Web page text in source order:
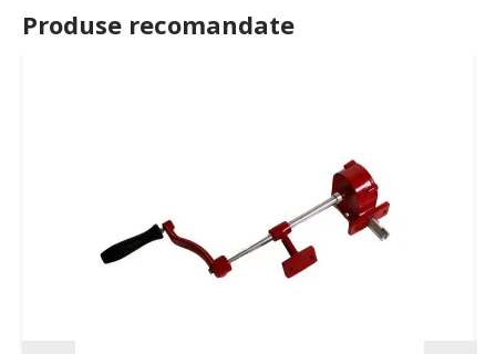
Produse recomandate